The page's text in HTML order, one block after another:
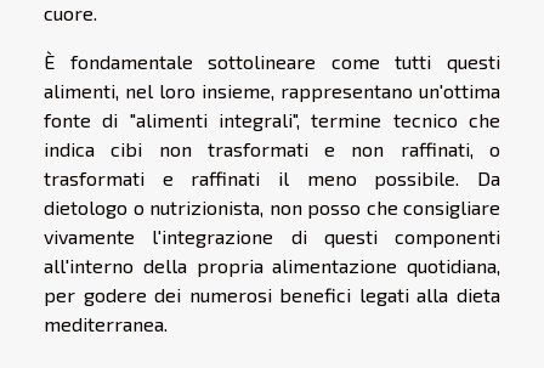
cuore.
È fondamentale sottolineare come tutti questi
alimenti, nel loro insieme, rappresentano un'ottima
fonte di "alimenti integrali", termine tecnico che
indica cibi non trasformati e non raffinati, o
trasformati e raffinati il meno possibile. Da
dietologo o nutrizionista, non posso che consigliare
vivamente l'integrazione di questi componenti
all'interno della propria alimentazione quotidiana,
per godere dei numerosi benefici legati alla dieta
mediterranea.